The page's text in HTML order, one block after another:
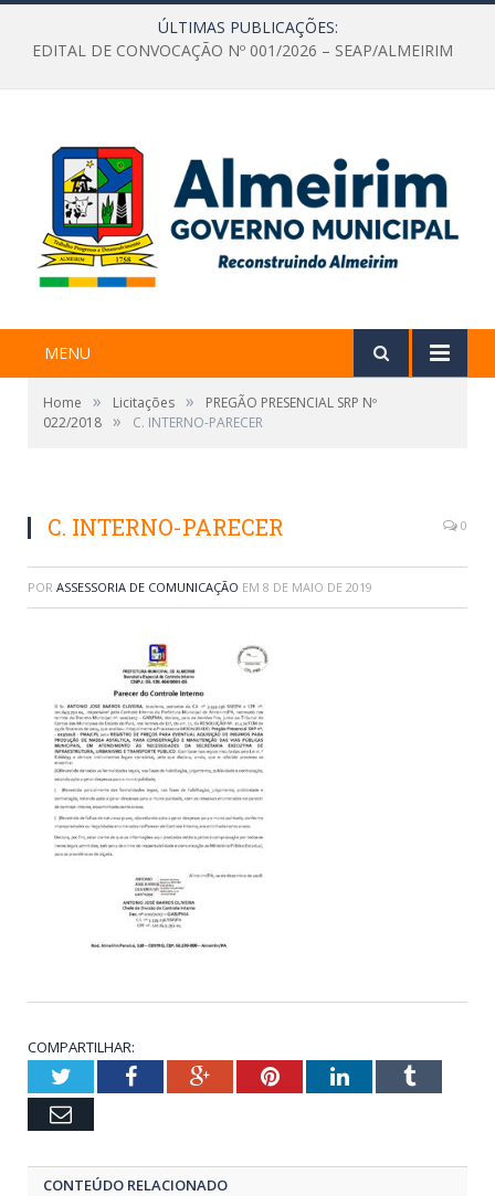
ÚLTIMAS PUBLICAÇÕES:
EDITAL DE CONVOCAÇÃO Nº 001/2026 – SEAP/ALMEIRIM
MENU
Home » Licitações »
PREGÃO PRESENCIAL SRP Nº
022/2018 » C. INTERNO-PARECER
C. INTERNO-PARECER 0
POR ASSESSORIA DE COMUNICAÇÃO EM 8 DE MAIO DE 2019
COMPARTILHAR:
TwitterFacebookGoogle+PinterestLinkedInTumblr
Email
CONTEÚDO RELACIONADO